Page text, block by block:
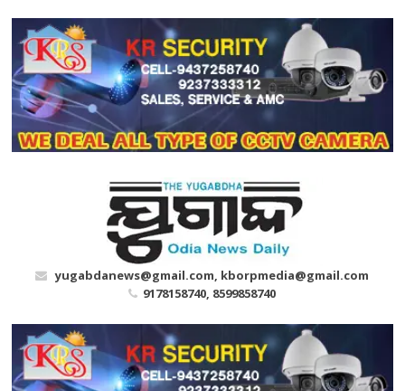
content
yugabdanews@gmail.com, kborpmedia@gmail.com
9178158740, 8599858740